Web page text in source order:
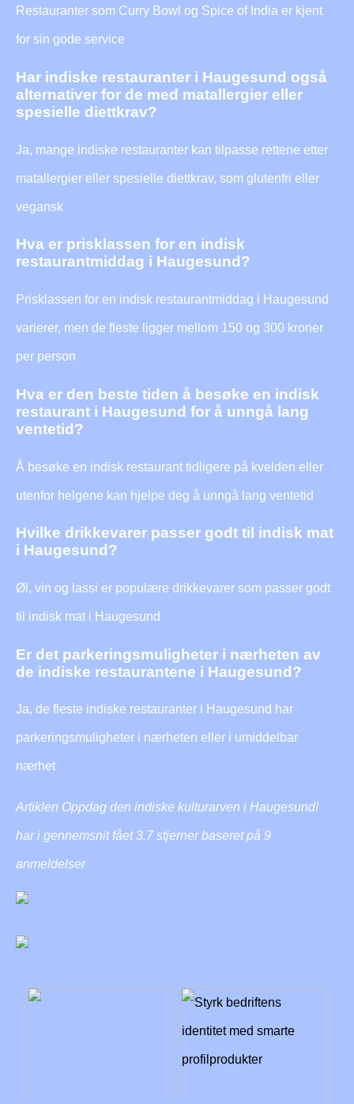
Restauranter som Curry Bowl og Spice of India er kjent
for sin gode service
Har indiske restauranter i Haugesund også
alternativer for de med matallergier eller
spesielle diettkrav?
Ja, mange indiske restauranter kan tilpasse rettene etter
matallergier eller spesielle diettkrav, som glutenfri eller
vegansk
Hva er prisklassen for en indisk
restaurantmiddag i Haugesund?
Prisklassen for en indisk restaurantmiddag i Haugesund
varierer, men de fleste ligger mellom 150 og 300 kroner
per person
Hva er den beste tiden å besøke en indisk
restaurant i Haugesund for å unngå lang
ventetid?
Å besøke en indisk restaurant tidligere på kvelden eller
utenfor helgene kan hjelpe deg å unngå lang ventetid
Hvilke drikkevarer passer godt til indisk mat
i Haugesund?
Øl, vin og lassi er populære drikkevarer som passer godt
til indisk mat i Haugesund
Er det parkeringsmuligheter i nærheten av
de indiske restaurantene i Haugesund?
Ja, de fleste indiske restauranter i Haugesund har
parkeringsmuligheter i nærheten eller i umiddelbar
nærhet
Artiklen Oppdag den indiske kulturarven i Haugesund!
har i gennemsnit fået3.7stjerner baseret på 9
anmeldelser